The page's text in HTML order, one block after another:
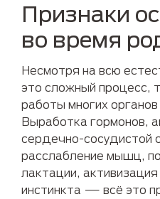
Признаки
во время
Несмотря на всю
это сложный процесс,
работы многих
Выработка гормонов,
сердечно-сосудистой
расслабление мышц,
лактации,
инстинкта — всё это